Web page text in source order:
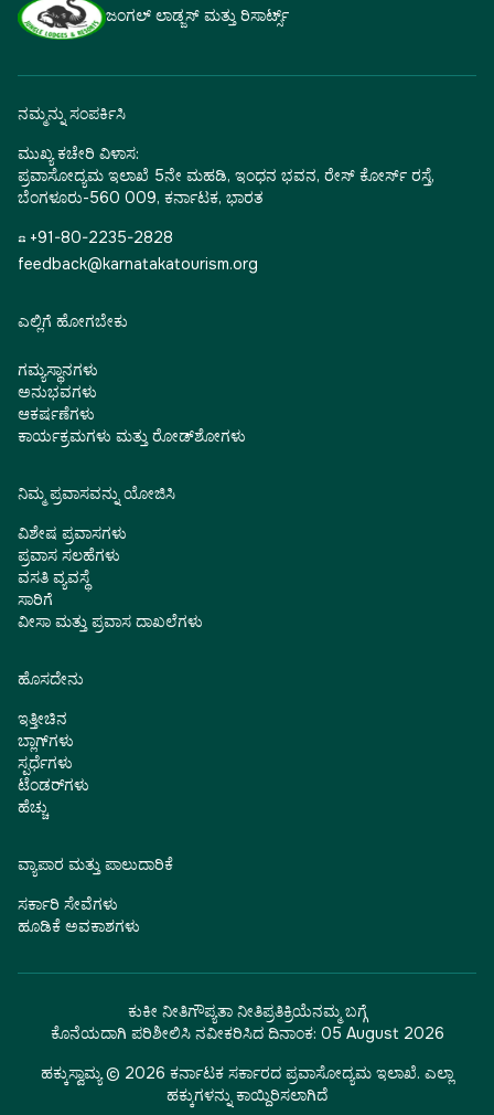
ಜಂಗಲ್ ಲಾಡ್ಜಸ್ ಮತ್ತು ರಿಸಾರ್ಟ್ಸ್
ನಮ್ಮನ್ನು ಸಂಪರ್ಕಿಸಿ
ಮುಖ್ಯ ಕಚೇರಿ ವಿಳಾಸ:
ಪ್ರವಾಸೋದ್ಯಮ ಇಲಾಖೆ 5ನೇ ಮಹಡಿ, ಇಂಧನ ಭವನ, ರೇಸ್ ಕೋರ್ಸ್ ರಸ್ತೆ,
ಬೆಂಗಳೂರು-560 009, ಕರ್ನಾಟಕ, ಭಾರತ
☎ +91-80-2235-2828
feedback@karnatakatourism.org
ಎಲ್ಲಿಗೆ ಹೋಗಬೇಕು
ಗಮ್ಯಸ್ಥಾನಗಳು
ಅನುಭವಗಳು
ಆಕರ್ಷಣೆಗಳು
ಕಾರ್ಯಕ್ರಮಗಳು ಮತ್ತು ರೋಡ್‌ಶೋಗಳು
ನಿಮ್ಮ ಪ್ರವಾಸವನ್ನು ಯೋಜಿಸಿ
ವಿಶೇಷ ಪ್ರವಾಸಗಳು
ಪ್ರವಾಸ ಸಲಹೆಗಳು
ವಸತಿ ವ್ಯವಸ್ಥೆ
ಸಾರಿಗೆ
ವೀಸಾ ಮತ್ತು ಪ್ರವಾಸ ದಾಖಲೆಗಳು
ಹೊಸದೇನು
ಇತ್ತೀಚಿನ
ಬ್ಲಾಗ್‌ಗಳು
ಸ್ಪರ್ಧೆಗಳು
ಟೆಂಡರ್‌ಗಳು
ಹೆಚ್ಚು
ವ್ಯಾಪಾರ ಮತ್ತು ಪಾಲುದಾರಿಕೆ
ಸರ್ಕಾರಿ ಸೇವೆಗಳು
ಹೂಡಿಕೆ ಅವಕಾಶಗಳು
ಕುಕೀ ನೀತಿಗೌಪ್ಯತಾ ನೀತಿಪ್ರತಿಕ್ರಿಯೆನಮ್ಮ ಬಗ್ಗೆ
ಕೊನೆಯದಾಗಿ ಪರಿಶೀಲಿಸಿ ನವೀಕರಿಸಿದ ದಿನಾಂಕ: 05 August 2026
ಹಕ್ಕುಸ್ವಾಮ್ಯ © 2026 ಕರ್ನಾಟಕ ಸರ್ಕಾರದ ಪ್ರವಾಸೋದ್ಯಮ ಇಲಾಖೆ. ಎಲ್ಲಾ
ಹಕ್ಕುಗಳನ್ನು ಕಾಯ್ದಿರಿಸಲಾಗಿದೆ